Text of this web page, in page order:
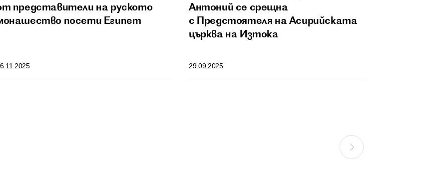
представители на руското
посети Египет
Антоний се срещна
с Предстоятеля на Асирийската
църква на Изтока
29.09.2025